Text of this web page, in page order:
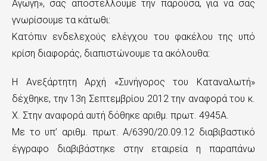
Αγωγή», σας αποστέλλουμε την παρούσα, για να σας
γνωρίσουμε τα κάτωθι:
Κατόπιν ενδελεχούς ελέγχου του φακέλου της υπό
κρίση διαφοράς, διαπιστώνουμε τα ακόλουθα:
Η Ανεξάρτητη Αρχή «Συνήγορος του Καταναλωτή»
δέχθηκε, την 13η Σεπτεμβρίου 2012 την αναφορά του κ.
Χ. Στην αναφορά αυτή δόθηκε αριθμ. πρωτ. 4945Α.
Με το υπ’ αριθμ. πρωτ. Α/6390/20.09.12 διαβιβαστικό
έγγραφο διαβιβάστηκε στην εταιρεία η παραπάνω